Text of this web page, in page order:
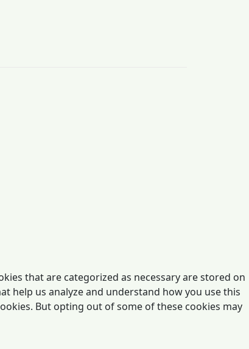
that are categorized as necessary are stored on
help us analyze and understand how you use this
But opting out of some of these cookies may